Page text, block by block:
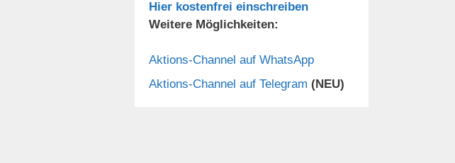
Hier kostenfrei einschreiben
Weitere Möglichkeiten:
Aktions-Channel auf WhatsApp
Aktions-Channel auf Telegram (NEU)